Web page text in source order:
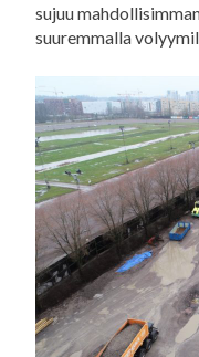
sujuu
suuremmalla